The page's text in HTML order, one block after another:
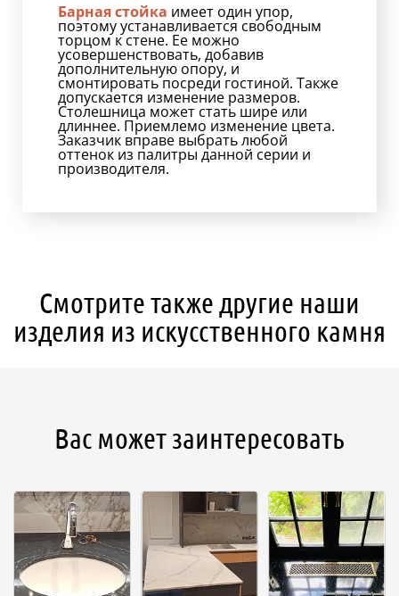
Барная стойка имеет один упор,
поэтому устанавливается свободным
торцом к стене. Ее можно
усовершенствовать, добавив
дополнительную опору, и
смонтировать посреди гостиной. Также
допускается изменение размеров.
Столешница может стать шире или
длиннее. Приемлемо изменение цвета.
Заказчик вправе выбрать любой
оттенок из палитры данной серии и
производителя.
Смотрите также другие наши
изделия из искусственного камня
Вас может заинтересовать